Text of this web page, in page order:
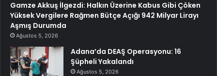
Gamze Akkuş İlgezdi: Halkın Üzerine Kabus Gibi Çöken
Yüksek Vergilere Rağmen Bütçe Açığı 942 Milyar Lirayı
Aşmış Durumda
Ağustos 5, 2026
Adana’da DEAŞ Operasyonu: 16
Şüpheli Yakalandı
Ağustos 5, 2026